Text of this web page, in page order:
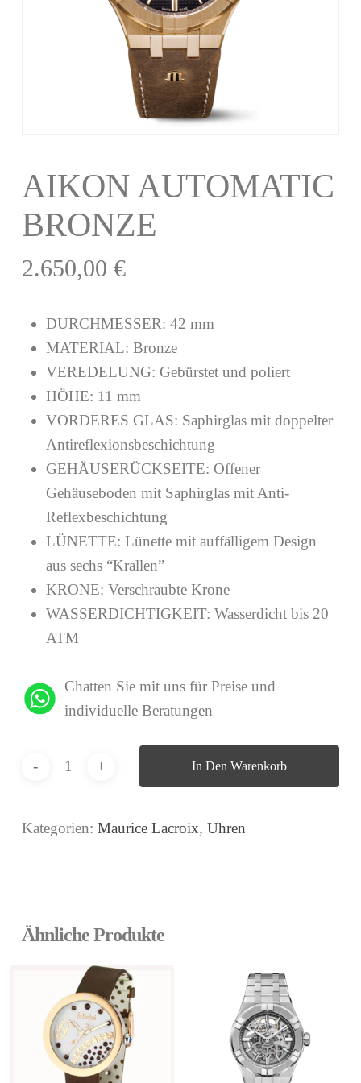
AIKON AUTOMATIC
BRONZE
2.650,00 €
DURCHMESSER: 42 mm
MATERIAL: Bronze
VEREDELUNG: Gebürstet und poliert
HÖHE: 11 mm
VORDERES GLAS: Saphirglas mit doppelter
Antireflexionsbeschichtung
GEHÄUSERÜCKSEITE: Offener
Gehäuseboden mit Saphirglas mit Anti-
Reflexbeschichtung
LÜNETTE: Lünette mit auffälligem Design
aus sechs “Krallen”
KRONE: Verschraubte Krone
WASSERDICHTIGKEIT: Wasserdicht bis 20
ATM
Chatten Sie mit uns für Preise und
individuelle Beratungen
In Den Warenkorb
Kategorien: Maurice Lacroix, Uhren
Ähnliche Produkte